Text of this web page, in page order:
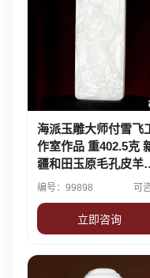
海派玉雕大师付雪飞
作室作品 重402.5克
疆和田玉原毛孔皮羊
白玉籽料 摆件 武圣·
编号：99898 可
立即咨询